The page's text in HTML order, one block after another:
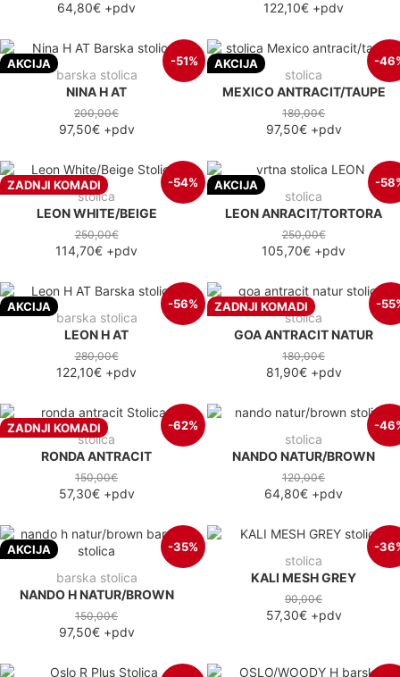
64,80€ +pdv 122,10€ +pdv
AKCIJA -51%
barska stolica
NINA H AT
200,00€
97,50€+pdv
AKCIJA -
stolica
MEXICO ANTRACIT/TAUPE
180,00€
97,50€+pdv
ZADNJI KOMADI -54%
stolica
LEON WHITE/BEIGE
250,00€
114,70€ +pdv
AKCIJA -
stolica
LEON ANRACIT/TORTORA
250,00€
105,70€ +pdv
AKCIJA -56%
barska stolica
LEON H AT
280,00€
122,10€ +pdv
ZADNJI KOMADI -
stolica
GOA ANTRACIT NATUR
180,00€
81,90€+pdv
ZADNJI KOMADI -62%
stolica
RONDA ANTRACIT
150,00€
57,30€+pdv
-
stolica
NANDO NATUR/BROWN
120,00€
64,80€ +pdv
AKCIJA -35%
barska stolica
NANDO H NATUR/BROWN
150,00€
97,50€+pdv
-
stolica
KALI MESH GREY
90,00€
57,30€+pdv